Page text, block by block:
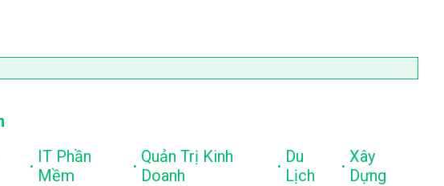
. IT Phần
Mềm
. Quản Trị Kinh
Doanh
. Du
Lịch
. Xây
Dựng